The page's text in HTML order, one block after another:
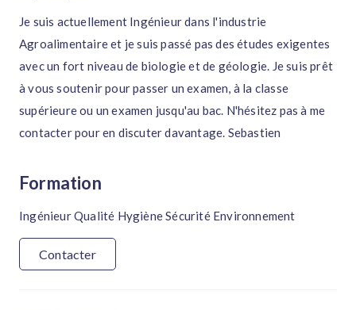
Je suis actuellement Ingénieur dans l'industrie
Agroalimentaire et je suis passé pas des études exigentes
avec un fort niveau de biologie et de géologie. Je suis prêt
à vous soutenir pour passer un examen, à la classe
supérieure ou un examen jusqu'au bac. N'hésitez pas à me
contacter pour en discuter davantage. Sebastien
Formation
Ingénieur Qualité Hygiène Sécurité Environnement
Contacter